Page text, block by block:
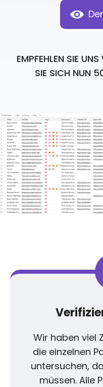
EMPFEHLEN SIE
SIE SICH NUN
Wir haben viel
die einzelnen
untersuchen,
müssen. Alle